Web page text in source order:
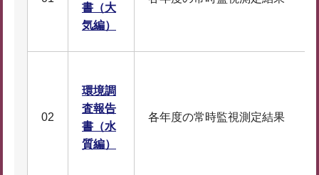
書（大
気編）
02
環境調
査報告
書（水
質編）
各年度の常時監視測定結果